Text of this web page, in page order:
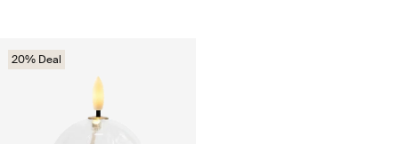
20% Deal